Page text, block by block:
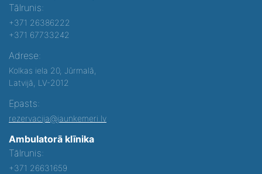
Tālrunis:
+371 26386222
+371 67733242
Adrese:
Kolkas iela 20, Jūrmalā,
Latvijā, LV-2012
Epasts:
rezervacija@jaunkemeri.lv
Ambulatorā klīnika
Tālrunis:
+371 26631659